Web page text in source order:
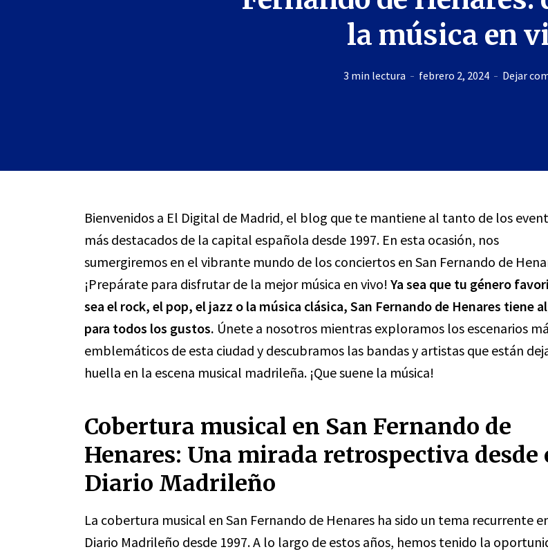
la música en
3 min lectura febrero 2, 2024 Dejar
Bienvenidos a El Digital de Madrid, el blog que te mantiene al tanto de los
más destacados de la capital española desde 1997. En esta ocasión, nos
sumergiremos en el vibrante mundo de los conciertos en San Fernando de
¡Prepárate para disfrutar de la mejor música en vivo! Ya sea que tu género
sea el rock, el pop, el jazz o la música clásica, San Fernando de Henares tiene
para todos los gustos. Únete a nosotros mientras exploramos los escenarios
emblemáticos de esta ciudad y descubramos las bandas y artistas que están
huella en la escena musical madrileña. ¡Que suene la música!
Cobertura musical en San Fernando de
Henares: Una mirada retrospectiva desde
Diario Madrileño
La cobertura musical en San Fernando de Henares ha sido un tema recurrente
Diario Madrileño desde 1997. A lo largo de estos años, hemos tenido la